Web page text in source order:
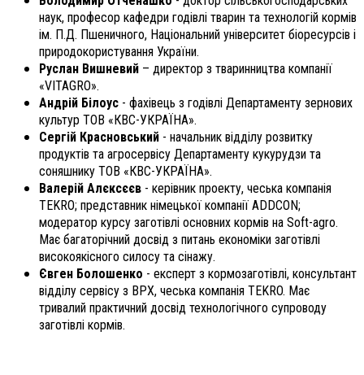
наук, професор кафедри годівлі тварин та технологій кормів
ім. П.Д. Пшеничного, Національний університет біоресурсів і
природокористування України.
Руслан Вишневий – директор з тваринництва компанії
«VITAGRO».
Андрій Білоус - фахівець з годівлі Департаменту зернових
культур ТОВ «КВС-УКРАЇНА».
Сергій Красновський - начальник відділу розвитку
продуктів та агросервісу Департаменту кукурудзи та
соняшнику ТОВ «КВС-УКРАЇНА».
Валерій Алєксєєв - керівник проекту, чеська компанія
TEKRO; представник німецької компанії ADDCON;
модератор курсу заготівлі основних кормів на Soft-agro.
Має багаторічний досвід з питань економіки заготівлі
високоякісного силосу та сінажу.
Євген Болошенко - експерт з кормозаготівлі, консультант
відділу сервісу з ВРХ, чеська компанія TEKRO. Має
тривалий практичний досвід технологічного супроводу
заготівлі кормів.